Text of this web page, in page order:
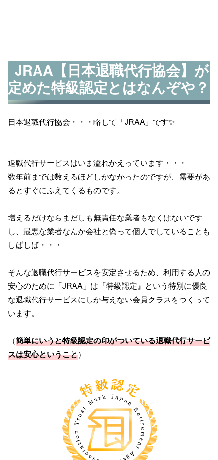
JRAA【日本退職代行協会】が
定めた特級認定とはなんぞや？
日本退職代行協会・・・略して「JRAA」です✨
退職代行サービスはいま溢れかえっています・・・
数年前までは数えるほどしかなかったのですが、需要があ
るとすぐにふえてくるものです。
増えるだけならまだしも無責任な業者もなくはないです
し、最悪な業者なんか会社と偽って個人でしていることも
しばしば・・・
そんな退職代行サービスを安定させるため、利用する人の
安心のために「JRAA」は『特級認定』という特別に優良
な退職代行サービスにしか与えない会員クラスをつくって
います。
（簡単にいうと特級認定の印がついている退職代行サービ
スは安心ということ）